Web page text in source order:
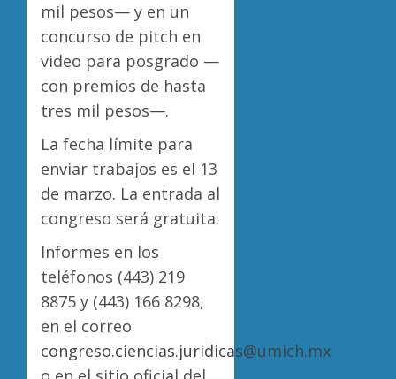
mil pesos— y en un
concurso de pitch en
video para posgrado —
con premios de hasta
tres mil pesos—.
La fecha límite para
enviar trabajos es el 13
de marzo. La entrada al
congreso será gratuita.
Informes en los
teléfonos (443) 219
8875 y (443) 166 8298,
en el correo
congreso.ciencias.juridicas@umich.mx